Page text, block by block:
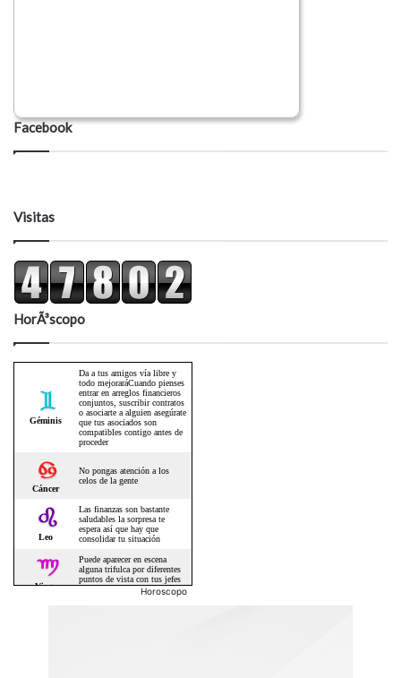
Facebook
Visitas
HorÃ³scopo
Horoscopo